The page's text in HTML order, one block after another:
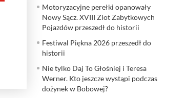
Motoryzacyjne perełki opanowały
Nowy Sącz. XVIII Zlot Zabytkowych
Pojazdów przeszedł do historii
Festiwal Piękna 2026 przeszedł do
historii
Nie tylko Daj To Głośniej i Teresa
Werner. Kto jeszcze wystąpi podczas
dożynek w Bobowej?